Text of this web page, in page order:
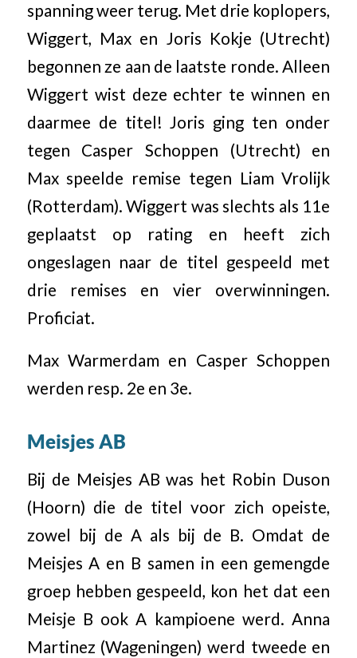
spanning weer terug. Met drie koplopers,
Wiggert, Max en Joris Kokje (Utrecht)
begonnen ze aan de laatste ronde. Alleen
Wiggert wist deze echter te winnen en
daarmee de titel! Joris ging ten onder
tegen Casper Schoppen (Utrecht) en
Max speelde remise tegen Liam Vrolijk
(Rotterdam). Wiggert was slechts als 11e
geplaatst op rating en heeft zich
ongeslagen naar de titel gespeeld met
drie remises en vier overwinningen.
Proficiat.
Max Warmerdam en Casper Schoppen
werden resp. 2e en 3e.
Meisjes AB
Bij de Meisjes AB was het Robin Duson
(Hoorn) die de titel voor zich opeiste,
zowel bij de A als bij de B. Omdat de
Meisjes A en B samen in een gemengde
groep hebben gespeeld, kon het dat een
Meisje B ook A kampioene werd. Anna
Martinez (Wageningen) werd tweede en